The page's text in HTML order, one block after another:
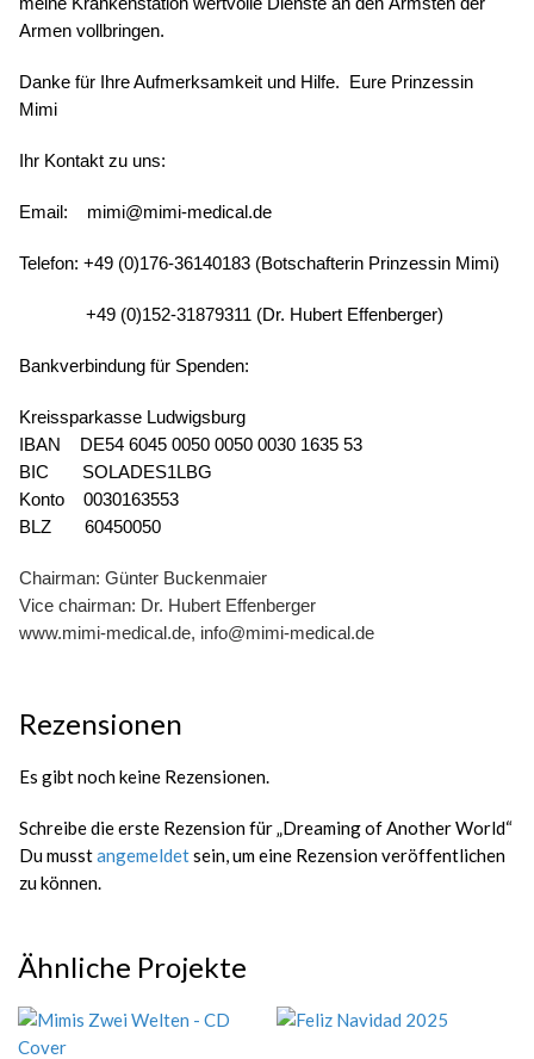
Armen vollbringen.
Danke für Ihre Aufmerksamkeit und Hilfe. Eure Prinzessin
Mimi
Ihr Kontakt zu uns:
Email: mimi@mimi-medical.de
Telefon: +49 (0)176-36140183 (Botschafterin Prinzessin Mimi)
+49 (0)152-31879311 (Dr. Hubert Effenberger)
Bankverbindung für Spenden:
Kreissparkasse Ludwigsburg
IBAN
DE54 6045 0050 0050 0030 1635 53
BIC
SOLADES1LBG
Konto
0030163553
BLZ
60450050
Chairman: Günter Buckenmaier
Vice chairman: Dr. Hubert Effenberger
www.mimi-medical.de, info@mimi-medical.de
Rezensionen
Es gibt noch keine Rezensionen.
Schreibe die erste Rezension für „Dreaming of Another World“
Du musstangemeldetsein, um eine Rezension veröffentlichen
zu können.
Ähnliche Projekte